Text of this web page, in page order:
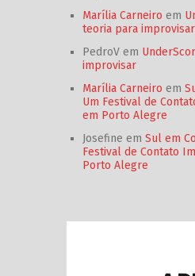
Marília Carneiro em
teoria para improvisar
PedroV em
improvisar
Marília Carneiro em
Um Festival de
em Porto Alegre
Josefine em Sul em
Festival de Contato
Porto Alegre